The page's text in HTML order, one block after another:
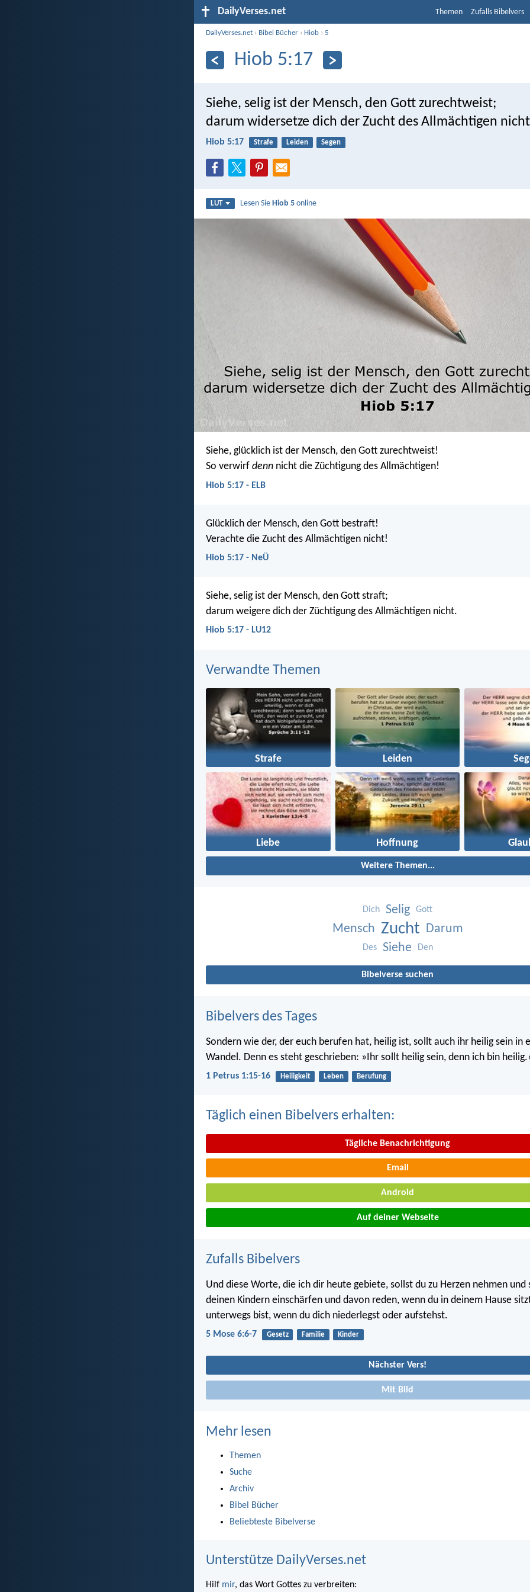
DailyVerses.net Themen Zufalls Bibelvers
DailyVerses.net › Bibel Bücher › Hiob ›5
Hiob 5:17
Siehe, selig ist der Mensch, den Gott zurechtweist;
darum widersetze dich der Zucht des Allmächtigen
Hiob 5:17 Strafe Leiden Segen
LUT Lesen SieHiob 5 online
Siehe, glücklich ist der Mensch, den Gott zurechtweist!
So verwirf denn nicht die Züchtigung des Allmächtigen!
Hiob 5:17 - ELB
Glücklich der Mensch, den Gott bestraft!
Verachte die Zucht des Allmächtigen nicht!
Hiob 5:17 - NeÜ
Siehe, selig ist der Mensch, den Gott straft;
darum weigere dich der Züchtigung des Allmächtigen nicht.
Hiob 5:17 - LU12
Verwandte Themen
Strafe Leiden
Liebe Hoffnung
Weitere Themen...
Dich Selig Gott
Mensch Zucht Darum
Des Siehe Den
Bibelverse suchen
Bibelvers des Tages
Sondern wie der, der euch berufen hat, heilig ist, sollt auch ihr heilig sein in
Wandel. Denn es steht geschrieben: »Ihr sollt heilig sein, denn ich bin
1 Petrus 1:15-16 Heiligkeit Leben Berufung
Täglich einen Bibelvers erhalten:
Tägliche Benachrichtigung
Email
Android
Auf deiner Webseite
Zufalls Bibelvers
Und diese Worte, die ich dir heute gebiete, sollst du zu Herzen nehmen und
deinen Kindern einschärfen und davon reden, wenn du in deinem Hause
unterwegs bist, wenn du dich niederlegst oder aufstehst.
5 Mose 6:6-7 Gesetz Familie Kinder
Nächster Vers!
Mit Bild
Mehr lesen
Themen
Suche
Archiv
Bibel Bücher
Beliebteste Bibelverse
Unterstütze DailyVerses.net
Hilf mir, das Wort Gottes zu verbreiten: